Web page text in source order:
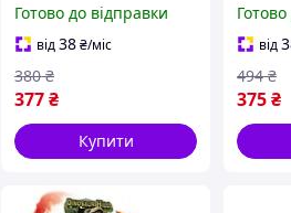
Готово до відправки
від38₴/міс
377₴
380 ₴
Купити
від
375₴
494 ₴